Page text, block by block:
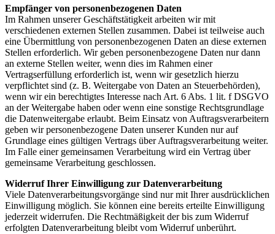
Empfänger von personenbezogenen Daten
Im Rahmen unserer Geschäftstätigkeit arbeiten wir mit
verschiedenen externen Stellen zusammen. Dabei ist teilweise auch
eine Übermittlung von personenbezogenen Daten an diese externen
Stellen erforderlich. Wir geben personenbezogene Daten nur dann
an externe Stellen weiter, wenn dies im Rahmen einer
Vertragserfüllung erforderlich ist, wenn wir gesetzlich hierzu
verpflichtet sind (z. B. Weitergabe von Daten an Steuerbehörden),
wenn wir ein berechtigtes Interesse nach Art. 6 Abs. 1 lit. f DSGVO
an der Weitergabe haben oder wenn eine sonstige Rechtsgrundlage
die Datenweitergabe erlaubt. Beim Einsatz von Auftragsverarbeitern
geben wir personenbezogene Daten unserer Kunden nur auf
Grundlage eines gültigen Vertrags über Auftragsverarbeitung weiter.
Im Falle einer gemeinsamen Verarbeitung wird ein Vertrag über
gemeinsame Verarbeitung geschlossen.
Widerruf Ihrer Einwilligung zur Datenverarbeitung
Viele Datenverarbeitungsvorgänge sind nur mit Ihrer ausdrücklichen
Einwilligung möglich. Sie können eine bereits erteilte Einwilligung
jederzeit widerrufen. Die Rechtmäßigkeit der bis zum Widerruf
erfolgten Datenverarbeitung bleibt vom Widerruf unberührt.